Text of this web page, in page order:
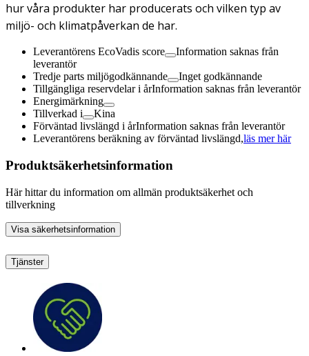
hur våra produkter har producerats och vilken typ av
miljö- och klimatpåverkan de har.
Leverantörens EcoVadis score
Information saknas från
leverantör
Tredje parts miljögodkännande
Inget godkännande
Tillgängliga reservdelar i årInformation saknas från leverantör
Energimärkning
Tillverkad i
Kina
Förväntad livslängd i årInformation saknas från leverantör
Leverantörens beräkning av förväntad livslängd,läs mer här
Produktsäkerhetsinformation
Här hittar du information om allmän produktsäkerhet och
tillverkning
Visa säkerhetsinformation
Tjänster